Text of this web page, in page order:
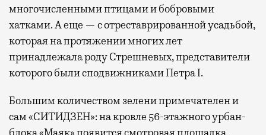
многочисленными птицами и бобровыми
хатками. А еще — с отреставрированной усадьбой,
которая на протяжении многих лет
принадлежала роду Стрешневых, представители
которого были сподвижниками Петра I.
Большим количеством зелени примечателен и
сам «СИТИДЗЕН»: на кровле 56-этажного урбан-